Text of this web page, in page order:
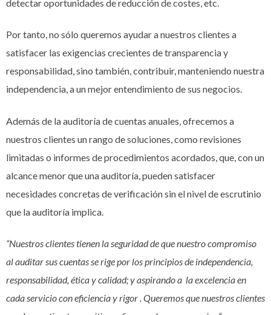
detectar oportunidades de reducción de costes, etc.
Por tanto, no sólo queremos ayudar a nuestros clientes a
satisfacer las exigencias crecientes de transparencia y
responsabilidad, sino también, contribuir, manteniendo nuestra
independencia, a un mejor entendimiento de sus negocios.
Además de la auditoría de cuentas anuales, ofrecemos a
nuestros clientes un rango de soluciones, como revisiones
limitadas o informes de procedimientos acordados, que, con un
alcance menor que una auditoría, pueden satisfacer
necesidades concretas de verificación sin el nivel de escrutinio
que la auditoría implica.
“Nuestros clientes tienen la seguridad de que nuestro compromiso
al auditar sus cuentas se rige por los principios de independencia,
responsabilidad, ética y calidad; y aspirando a la excelencia en
cada servicio con eficiencia y rigor . Queremos que nuestros clientes